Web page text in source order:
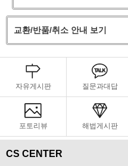
교환/반품/취소 안내 보기
자유게시판 질문과대답
포토리뷰 해법게시판
CS CENTER